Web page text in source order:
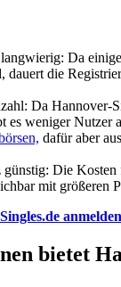
Da
dauert die
Da Hannover-
es weniger Nutzer
dafür aber
günstig: Die
mit größeren
anmelden
bietet